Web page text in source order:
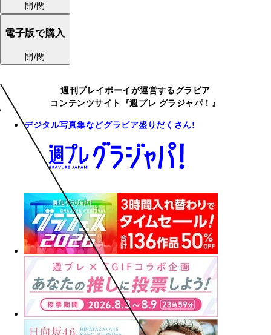
開/閉
電子版で購入
開/閉
週刊プレイボーイが運営するグラビア
コンテンツサイト『週プレ グラジャパ！』
デジタル写真集などグラビア盛りだくさん!